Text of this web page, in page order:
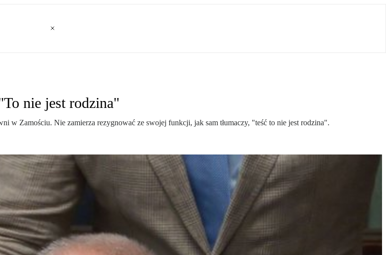
nie jest rodzina"
w Zamościu. Nie zamierza rezygnować ze swojej funkcji, jak sam tłumaczy, "teść to nie jest rodzina".